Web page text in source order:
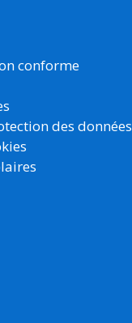
conforme
des données